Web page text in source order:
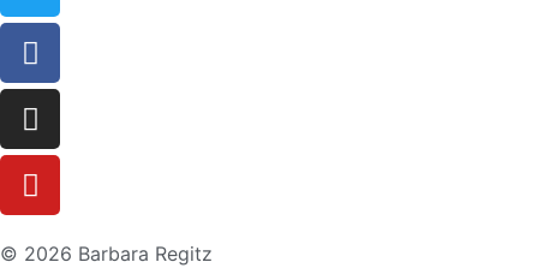
© 2026 Barbara Regitz